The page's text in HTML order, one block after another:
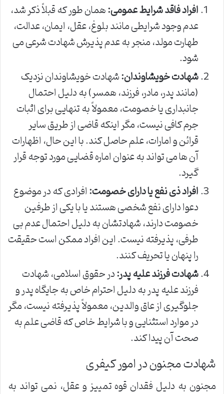
افراد فاقد شرایط عمومی:همان طور که قبلاً ذکر شد،
عدم وجود شرایطی مانند بلوغ، عقل، ایمان، عدالت،
طهارت مولد، منجر به عدم پذیرش شهادت شرعی می
شود.
شهادت خویشاوندان:شهادت خویشاوندان نزدیک
(مانند پدر، مادر، فرزند، همسر) به دلیل احتمال
جانبداری یا خصومت، معمولاً به تنهایی برای اثبات
جرم کافی نیست، مگر اینکه قاضی از طریق سایر
قرائن و امارات، علم حاصل کند. با این حال، اظهارات
آن ها می تواند به عنوان اماره قضایی مورد توجه قرار
گیرد.
افراد ذی نفع یا دارای خصومت:افرادی که در موضوع
دعوا دارای نفع شخصی هستند یا با یکی از طرفین
خصومت دارند، شهادتشان به دلیل احتمال عدم بی
طرفی، پذیرفته نیست. این افراد ممکن است حقیقت
را پنهان یا تحریف کنند.
شهادت فرزند علیه پدر:در حقوق اسلامی، شهادت
فرزند علیه پدر به دلیل احترام خاص به جایگاه پدر و
جلوگیری از عاق والدین، معمولاً پذیرفته نیست، مگر
در موارد استثنایی و با شرایط خاص که قاضی علم به
صحت آن پیدا کند.
شهادت مجنون در امور کیفری
مجنون به دلیل فقدان قوه تمییز و عقل، نمی تواند به